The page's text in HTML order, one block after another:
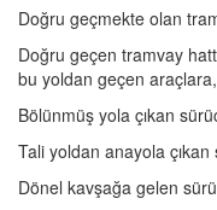
Doğru geçmekte olan
Doğru geçen tramvay
bu yoldan geçen araçlara,
Bölünmüş yola çıkan
Tali yoldan anayola
Dönel kavşağa gelen